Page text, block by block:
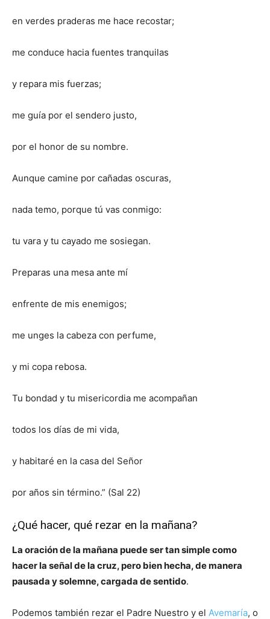
en verdes praderas me hace recostar;
me conduce hacia fuentes tranquilas
y repara mis fuerzas;
me guía por el sendero justo,
por el honor de su nombre.
Aunque camine por cañadas oscuras,
nada temo, porque tú vas conmigo:
tu vara y tu cayado me sosiegan.
Preparas una mesa ante mí
enfrente de mis enemigos;
me unges la cabeza con perfume,
y mi copa rebosa.
Tu bondad y tu misericordia me acompañan
todos los días de mi vida,
y habitaré en la casa del Señor
por años sin término.” (Sal 22)
¿Qué hacer, qué rezar en la mañana?
La oración de la mañana puede ser tan simple como
hacer la señal de la cruz, pero bien hecha, de manera
pausada y solemne, cargada de sentido.
Podemos también rezar el Padre Nuestro y el Avemaría, o